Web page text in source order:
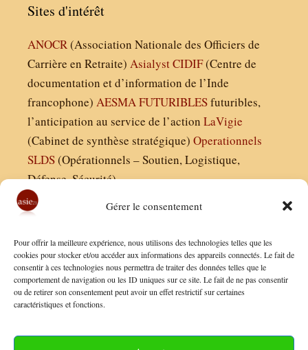
Gérer le consentement
Pour offrir la meilleure expérience, nous utilisons des technologies telles que les
cookies pour stocker et/ou accéder aux informations des appareils connectés. Le fait de
consentir à ces technologies nous permettra de traiter des données telles que le
comportement de navigation ou les ID uniques sur ce site. Le fait de ne pas consentir
ou de retirer son consentement peut avoir un effet restrictif sur certaines
caractéristiques et fonctions.
Sites d'intérêt
ANOCR(Association Nationale des Officiers de
Carrière en Retraite) AsialystCIDIF(Centre de
documentation et d’information de l’Inde
francophone) AESMAFUTURIBLESfuturibles,
l’anticipation au service de l’action LaVigie
(Cabinet de synthèse stratégique) Operationnels
SLDS(Opérationnels – Soutien, Logistique,
Défense, Sécurité)
Finaldées EURL
Siège social : 13 avenue Boudon, 75016, Paris
Nous contacter
Conditions Générales de Vente